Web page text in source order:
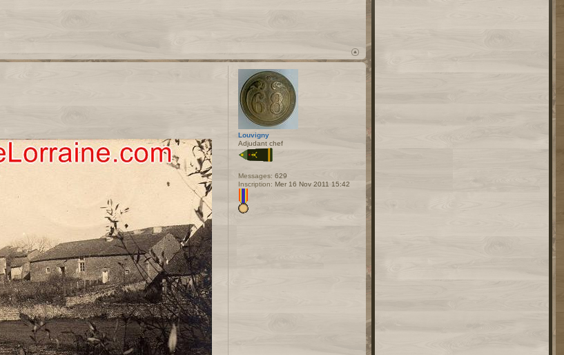
Louvigny
Adjudant chef
Messages: 629
Inscription: Mer 16 Nov 2011 15:42